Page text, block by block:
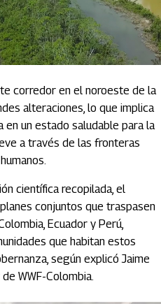
corredor en el noroeste de la
alteraciones, lo que implica
un estado saludable para la
a través de las fronteras
científica recopilada, el
conjuntos que traspasen
Ecuador y Perú,
que habitan estos
según explicó Jaime
WWF-Colombia.